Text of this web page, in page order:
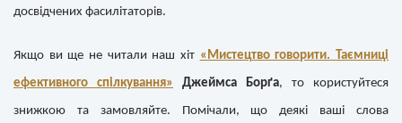
досвідчених фасилітаторів.
Якщо ви ще не читали наш хіт «Мистецтво говорити. Таємниці
ефективного спілкування» Джеймса Борґа, то користуйтеся
знижкою та замовляйте. Помічали, що деякі ваші слова